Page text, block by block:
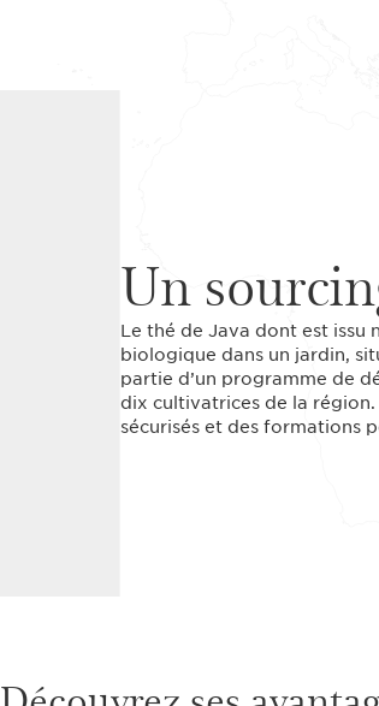
Un
Le thé de Java dont est
biologique dans un jardin,
partie d’un programme de
dix cultivatrices de la
sécurisés et des formations